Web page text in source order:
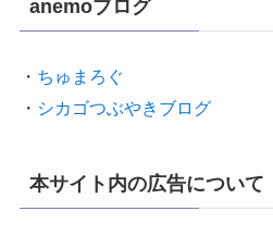
anemoブログ
・ ちゅまろぐ
・ シカゴつぶやきブログ
本サイト内の広告について